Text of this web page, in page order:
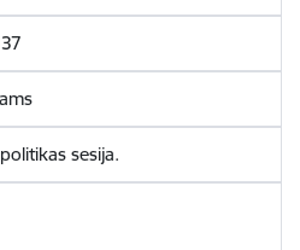
sesija.